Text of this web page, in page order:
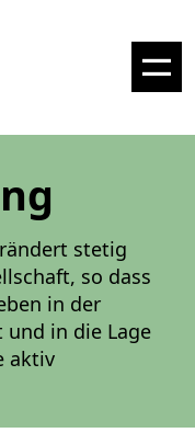
stetig
so dass
in der
in die Lage
aktiv